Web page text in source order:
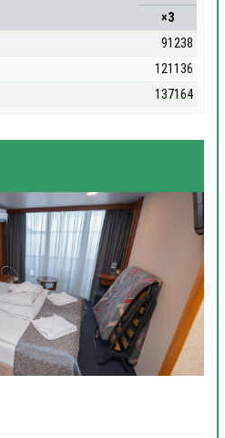
×3
91238
121136
137164